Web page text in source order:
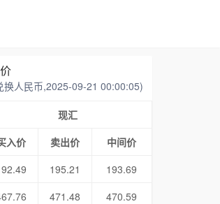
换人民币,2025-09-21 00:00:05)
现汇
入价
卖出价
中间价
195.21
193.69
471.48
470.59